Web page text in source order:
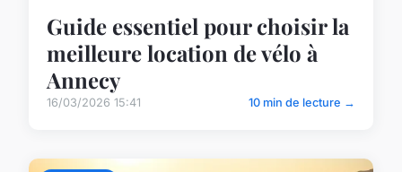
Guide essentiel pour choisir la
meilleure location de vélo à
Annecy
16/03/2026 15:41 10 min de lecture →